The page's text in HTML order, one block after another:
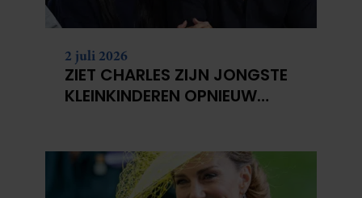
2 juli 2026
ZIET CHARLES ZIJN JONGSTE
KLEINKINDEREN OPNIEUW